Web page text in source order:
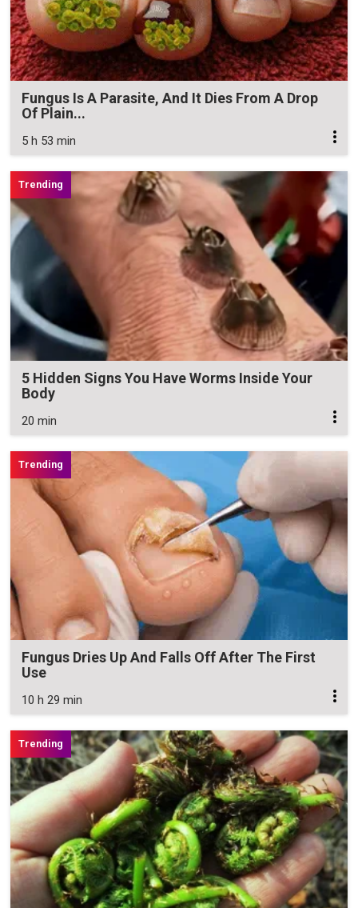
Fungus Is A Parasite, And It Dies From A Drop
Of Plain...
5 h 53 min
5 Hidden Signs You Have Worms Inside Your
Body
20 min
Fungus Dries Up And Falls Off After The First
Use
10 h 29 min